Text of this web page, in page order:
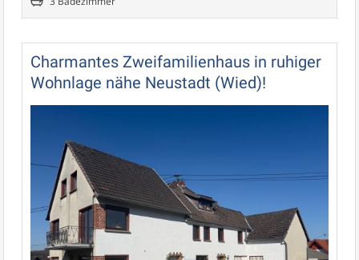
Charmantes Zweifamilienhaus in ruhiger
Wohnlage nähe Neustadt (Wied)!